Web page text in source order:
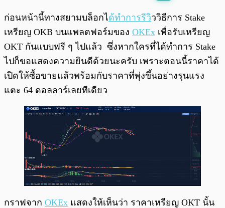
พร้อมเล่น
ก่อนหน้านี้ทางสยามบล็อกได้ทำการรีวิววิธีการ Stake
เหรียญ OKB บนแพลตฟอร์มของ OKEx เพื่อรับเหรียญ
OKT กันแบบฟรี ๆ ไปแล้ว ซึ่งหากใครที่ได้ทำการ Stake
ไปก็ขอแสดงความยินดีด้วยนะครับ เพราะตอนนี้ราคาได้
เปิดให้ซื้อขายแล้วพร้อมกับราคาที่พุ่งขึ้นอย่างรุนแรง
แตะ 64 ดอลลาร์เลยทีเดียว
กราฟจาก OKEx แสดงให้เห็นว่า ราคาเหรียญ OKT นั้น